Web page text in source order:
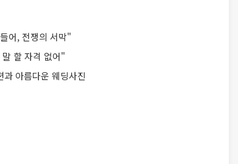
어, 전쟁의 서막"
할 자격 없어"
아름다운 웨딩사진